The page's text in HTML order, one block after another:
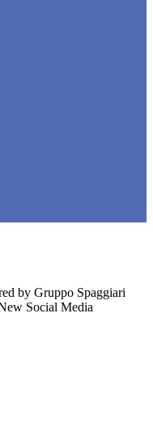
by Gruppo Spaggiari
Social Media